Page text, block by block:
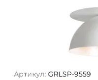
Артикул: GRLSP-9559